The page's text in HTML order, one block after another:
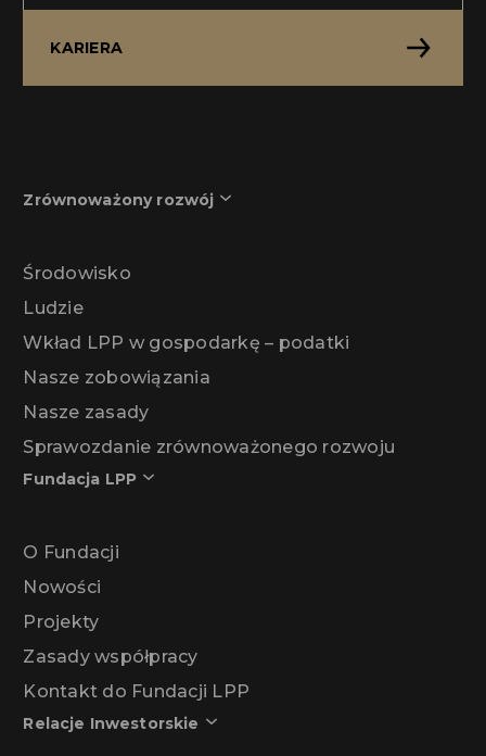
KARIERA
Zrównoważony rozwój
Środowisko
Ludzie
Wkład LPP w gospodarkę – podatki
Nasze zobowiązania
Nasze zasady
Sprawozdanie zrównoważonego rozwoju
Fundacja LPP
O Fundacji
Nowości
Projekty
Zasady współpracy
Kontakt do Fundacji LPP
Relacje Inwestorskie